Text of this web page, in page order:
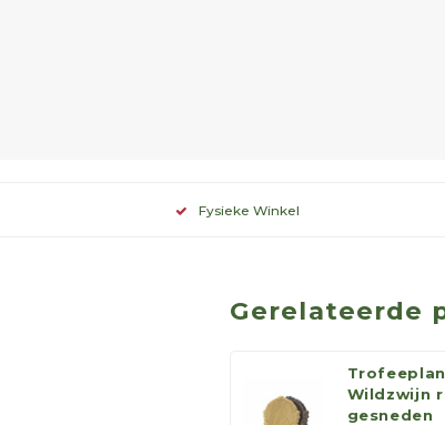
Fysieke Winkel
Gerelateerde
Wildzwijn
gesneden